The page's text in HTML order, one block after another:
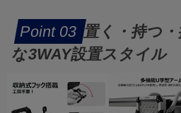
置く・持つ
な3WAY設置スタイル